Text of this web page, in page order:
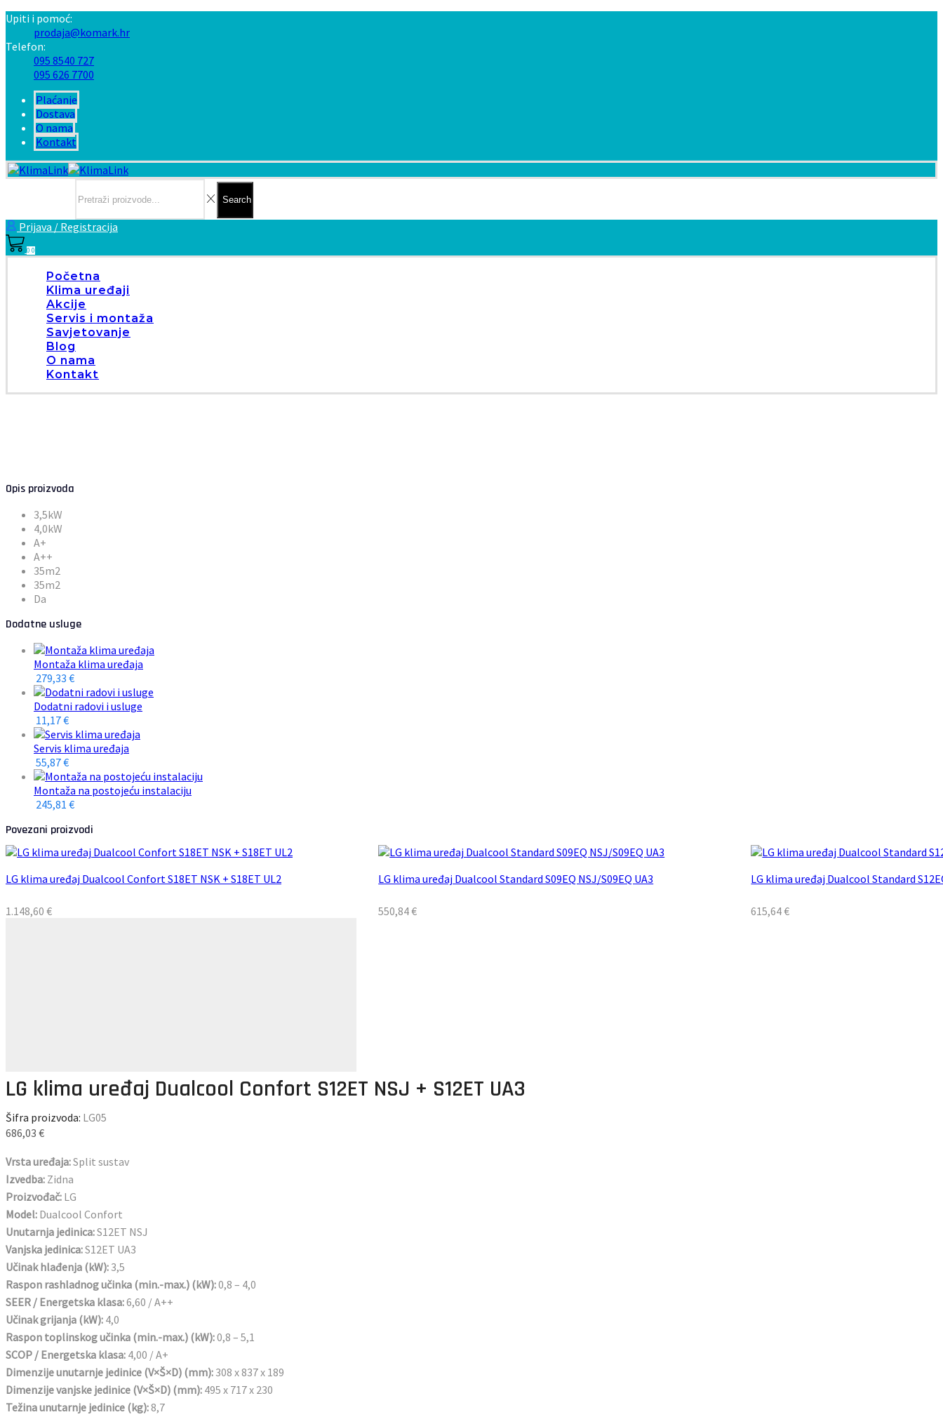
Upiti i pomoć:
prodaja@komark.hr
Telefon:
095 8540 727
095 626 7700
Plaćanje
Dostava
O nama
Kontakt
Search
Prijava / Registracija
00
Početna
Klima uređaji
Akcije
Servis i montaža
Savjetovanje
Blog
O nama
Kontakt
Opis proizvoda
3,5kW
4,0kW
A+
A++
35m2
35m2
Da
Dodatne usluge
Montaža klima uređaja
279,33 €
Dodatni radovi i usluge
11,17€
Servis klima uređaja
55,87€
Montaža na postojeću instalaciju
245,81 €
Povezani proizvodi
LG klima uređaj Dualcool Confort S18ET NSK + S18ET UL2
1.148,60 €
LG klima uređaj Dualcool Standard S09EQ NSJ/S09EQ UA3
550,84€
LG klima uređaj Dualcool Standard
615,64€
LG klima uređaj Dualcool Confort S12ET NSJ + S12ET UA3
Šifra proizvoda: LG05
686,03 €
Vrsta uređaja:Split sustav
Izvedba: Zidna
Proizvođač: LG
Model: Dualcool Confort
Unutarnja jedinica:S12ET NSJ
Vanjska jedinica:S12ET UA3
Učinak hlađenja (kW): 3,5
Raspon rashladnog učinka (min.-max.) (kW):0,8 – 4,0
SEER / Energetska klasa:6,60 / A++
Učinak grijanja (kW): 4,0
Raspon toplinskog učinka (min.-max.) (kW):0,8 – 5,1
SCOP / Energetska klasa: 4,00 / A+
Dimenzije unutarnje jedinice (V×Š×D) (mm): 308 x 837 x 189
Dimenzije vanjske jedinice (V×Š×D) (mm): 495 x 717 x 230
Težina unutarnje jedinice (kg):8,7